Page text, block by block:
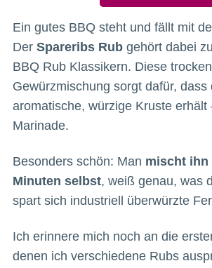
Ein gutes BBQ steht und fällt mit
Der Spareribs Rubgehört dabei
BBQ Rub Klassikern. Diese
Gewürzmischung sorgt dafür, dass
aromatische, würzige Kruste erhält
Marinade.
Besonders schön: Man mischt ihn
Minuten selbst, weiß genau, was
spart sich industriell überwürzte
Ich erinnere mich noch an die
denen ich verschiedene Rubs